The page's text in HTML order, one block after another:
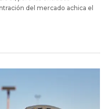
del mercado achica el